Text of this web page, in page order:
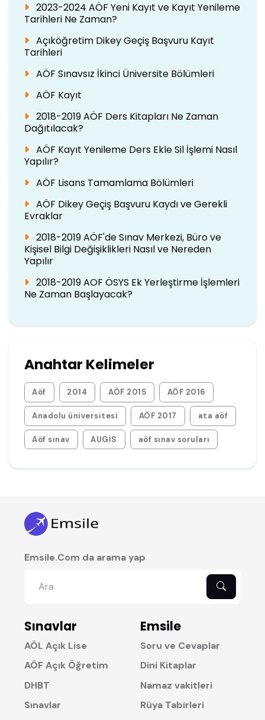
2023-2024 AÖF Yeni Kayıt ve Kayıt Yenileme
Tarihleri Ne Zaman?
Açıköğretim Dikey Geçiş Başvuru Kayıt
Tarihleri
AÖF Sınavsız İkinci Üniversite Bölümleri
AÖF Kayıt
2018-2019 AÖF Ders Kitapları Ne Zaman
Dağıtılacak?
AÖF Kayıt Yenileme Ders Ekle Sil İşlemi Nasıl
Yapılır?
AÖF Lisans Tamamlama Bölümleri
AÖF Dikey Geçiş Başvuru Kaydı ve Gerekli
Evraklar
2018-2019 AÖF'de Sınav Merkezi, Büro ve
Kişisel Bilgi Değişiklikleri Nasıl ve Nereden
Yapılır
2018-2019 AOF ÖSYS Ek Yerleştirme İşlemleri
Ne Zaman Başlayacak?
Anahtar Kelimeler
Aöf 2014 AÖF 2015 AÖF 2016
Anadolu üniversitesi AÖF 2017 ata aöf
Aöf sınav AUGİS aöf sınav soruları
Emsile.Com da arama yap
Sınavlar
AÖL Açık Lise
AÖF Açık Öğretim
DHBT
Sınavlar
Emsile
Soru ve Cevaplar
Dini Kitaplar
Namaz vakitleri
Rüya Tabirleri